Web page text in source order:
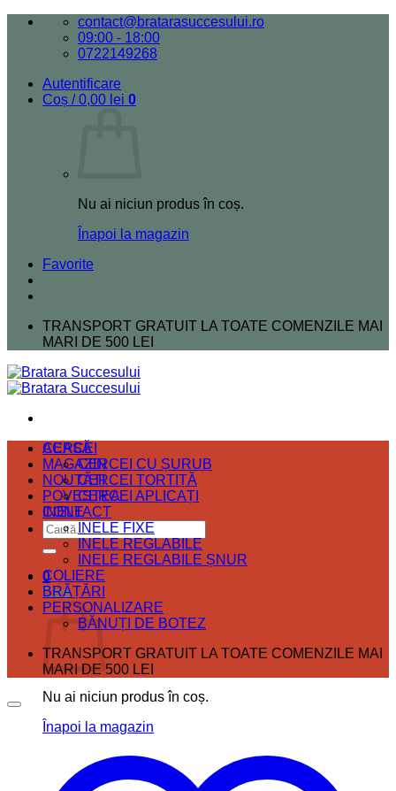
Skip
contact@bratarasuccesului.ro
09:00 - 18:00
0722149268
Autentificare
Coș /0,00 lei 0
Nu ai niciun produs în coș.
Înapoi la magazin
Favorite
TRANSPORT GRATUIT LA TOATE COMENZILE MAI
MARI DE 500 LEI
ACASĂ
MAGAZIN
NOUTĂȚI
POVESTEA
CONTACT
Caută
după:
0
Coș
Nu ai niciun produs în coș.
Înapoi la magazin
CERCEI
CERCEI CU ȘURUB
CERCEI TORTIȚĂ
CERCEI APLICAȚI
INELE
INELE FIXE
INELE REGLABILE
INELE REGLABILE ȘNUR
COLIERE
BRĂȚĂRI
PERSONALIZARE
BĂNUȚI DE BOTEZ
TRANSPORT GRATUIT LA TOATE COMENZILE MAI
MARI DE 500 LEI